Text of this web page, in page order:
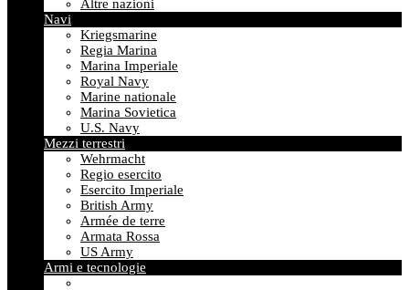
Altre nazioni
Navi
Kriegsmarine
Regia Marina
Marina Imperiale
Royal Navy
Marine nationale
Marina Sovietica
U.S. Navy
Mezzi terrestri
Wehrmacht
Regio esercito
Esercito Imperiale
British Army
Armée de terre
Armata Rossa
US Army
Armi e tecnologie